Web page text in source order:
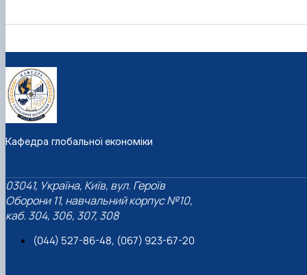
Кафедра глобальної економіки
03041, Україна, Київ, вул. Героїв
Оборони 11, навчальний корпус №10,
каб. 304, 306, 307, 308
(044) 527-86-48, (067) 923-67-20